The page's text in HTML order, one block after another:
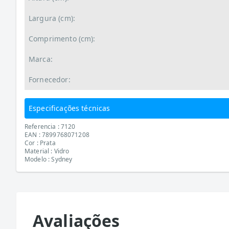
Largura (cm):
Comprimento (cm):
Marca:
Fornecedor:
Especificações técnicas
Referencia : 7120
EAN : 7899768071208
Cor : Prata
Material : Vidro
Modelo : Sydney
Avaliações